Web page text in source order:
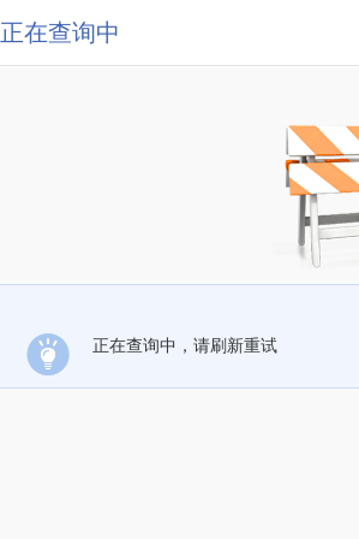
正在查询中
正在查询中，请刷新重试